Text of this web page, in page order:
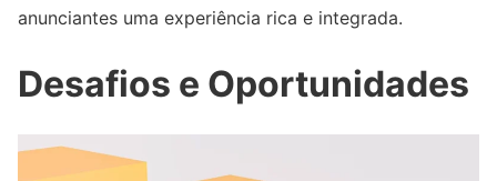
anunciantes uma experiência rica e integrada.
Desafios e Oportunidades